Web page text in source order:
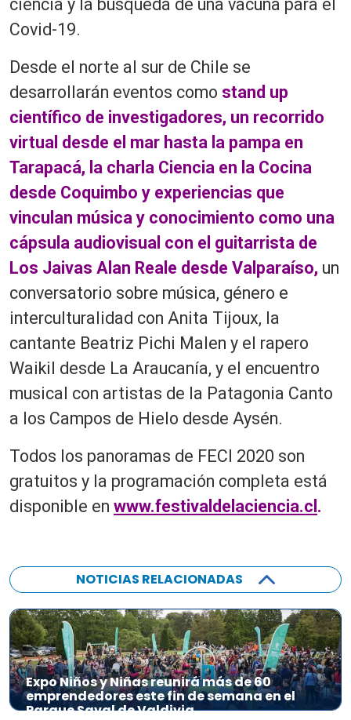
ciencia y la búsqueda de una vacuna para el
Covid-19.
Desde el norte al sur de Chile se
desarrollarán eventos como stand up
científico de investigadores, un recorrido
virtual desde el mar hasta la pampa en
Tarapacá, la charla Ciencia en la Cocina
desde Coquimbo y experiencias que
vinculan música y conocimiento como una
cápsula audiovisual con el guitarrista de
Los Jaivas Alan Reale desde Valparaíso, un
conversatorio sobre música, género e
interculturalidad con Anita Tijoux, la
cantante Beatriz Pichi Malen y el rapero
Waikil desde La Araucanía, y el encuentro
musical con artistas de la Patagonia Canto
a los Campos de Hielo desde Aysén.
Todos los panoramas de FECI 2020 son
gratuitos y la programación completa está
disponible en www.festivaldelaciencia.cl .
NOTICIAS RELACIONADAS
Expo Niños y Niñas reunirá más de 60
emprendedores este fin de semana en el
Parque Saval de Valdivia